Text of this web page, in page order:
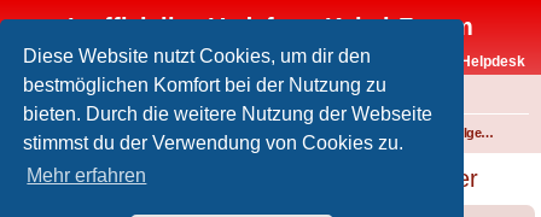
Diese Website nutzt Cookies, um dir den
bestmöglichen Komfort bei der Nutzung zu
bieten. Durch die weitere Nutzung der Webseite
stimmst du der Verwendung von Cookies zu.
Mehr erfahren
Inoffizielles Vodafone-Kabel-Forum
Vodafone-Kabel-Helpdesk
FAQ
Foren-Übersicht Technik allgemein
[VFKD] (KOAX) Werkzeug für Koax-Stecker